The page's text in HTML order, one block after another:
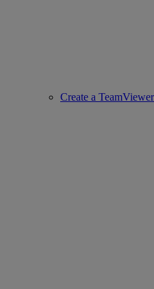
Create a